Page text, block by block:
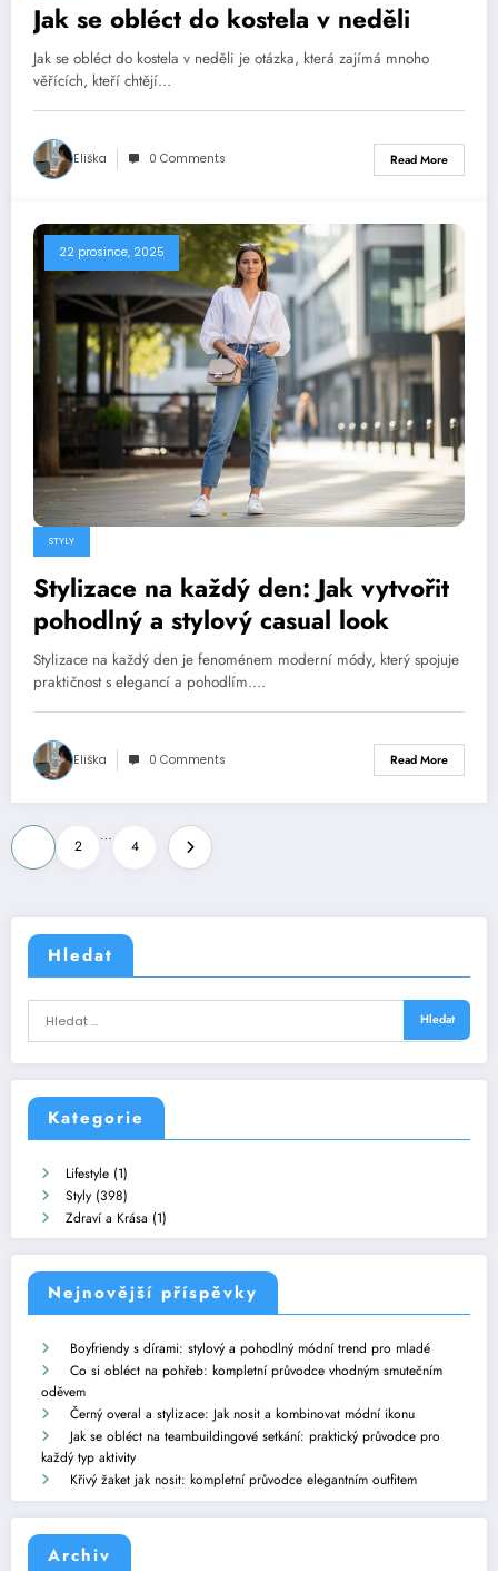
Jak se obléct do kostela v neděli
Jak se obléct do kostela v neděli je otázka, která zajímá mnoho
věřících, kteří chtějí…
Eliška 0 Comments Read More
22 prosince, 2025
STYLY
Stylizace na každý den: Jak vytvořit
pohodlný a stylový casual look
Stylizace na každý den je fenoménem moderní módy, který spojuje
praktičnost s elegancí a pohodlím.…
Eliška 0 Comments Read More
Stránkování
příspěvků
2
…
4
Hledat
Kategorie
Lifestyle (1)
Styly (398)
Zdraví a Krása (1)
Nejnovější příspěvky
Boyfriendy s dírami: stylový a pohodlný módní trend pro mladé
Co si obléct na pohřeb: kompletní průvodce vhodným smutečním
oděvem
Černý overal a stylizace: Jak nosit a kombinovat módní ikonu
Jak se obléct na teambuildingové setkání: praktický průvodce pro
každý typ aktivity
Křivý žaket jak nosit: kompletní průvodce elegantním outfitem
Archiv